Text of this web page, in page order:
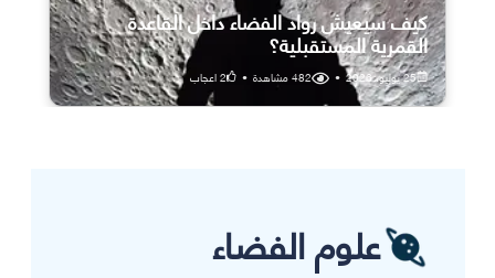
كيف سيعيش رواد الفضاء داخل القاعدة
القمرية المستقبلية؟
25 يوليو، 2026 •
482مشاهدة •
2اعجاب
علوم الفضاء